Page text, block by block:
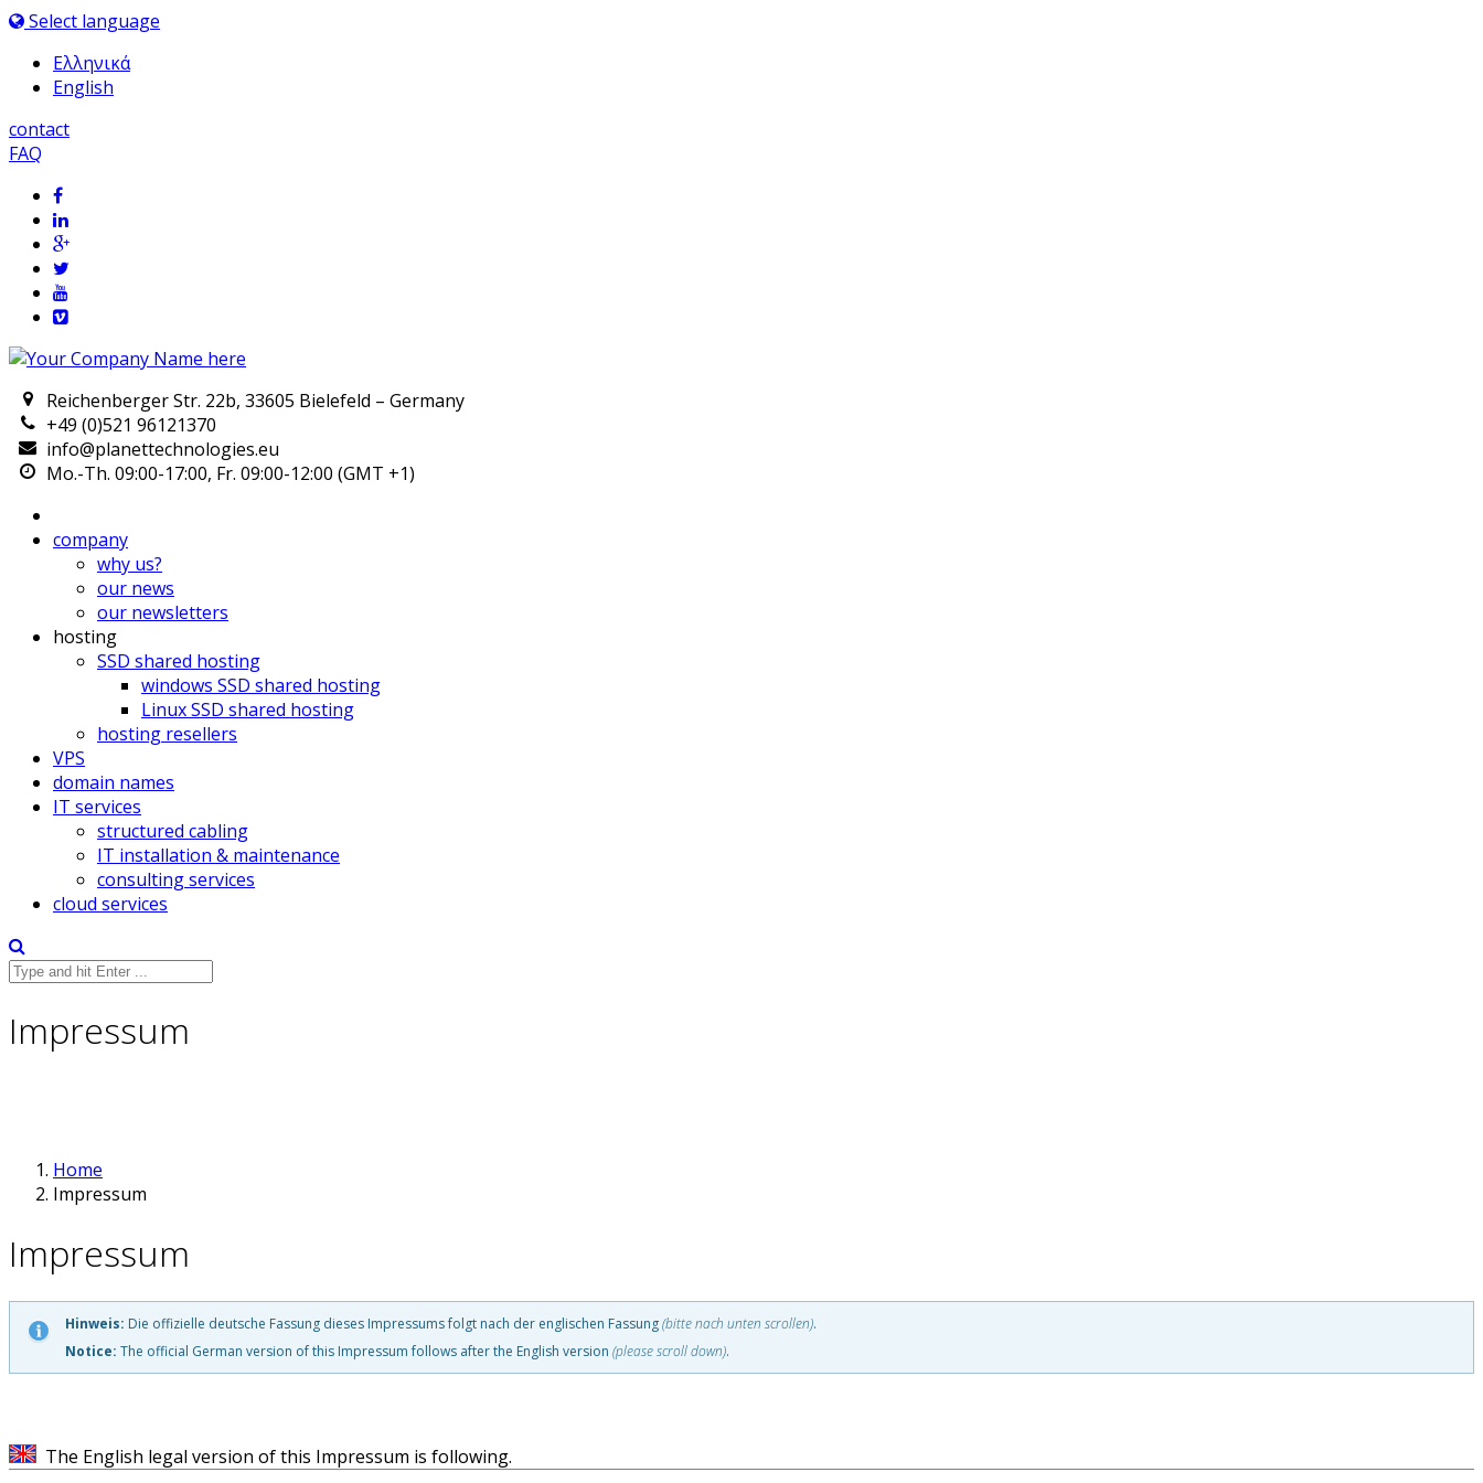
Select language
Ελληνικά
English
contact
FAQ
Reichenberger Str. 22b, 33605 Bielefeld – Germany
+49 (0)521 96121370
info@planettechnologies.eu
Mo.-Th. 09:00-17:00, Fr. 09:00-12:00 (GMT +1)
company
why us?
our news
our newsletters
hosting
SSD shared hosting
windows SSD shared hosting
Linux SSD shared hosting
hosting resellers
VPS
domain names
IT services
structured cabling
IT installation & maintenance
consulting services
cloud services
Impressum
Home
Impressum
Impressum
Hinweis: Die offizielle deutsche Fassung dieses Impressums folgt nach der englischen Fassung(bitte nach unten scrollen).
Notice: The official German version of this Impressum follows after the English version (please scroll down).
The English legal version of this Impressum is following.